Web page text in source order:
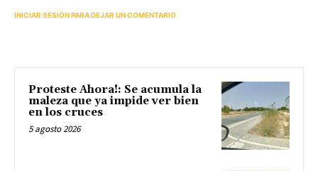
INICIAR SESIÓN PARA DEJAR UN COMENTARIO
Proteste Ahora!: Se acumula la
maleza que ya impide ver bien
en los cruces
5 agosto 2026